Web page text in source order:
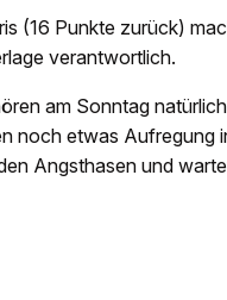
(16 Punkte zurück)
verantwortlich.
am Sonntag
noch etwas Aufregung
Angsthasen und